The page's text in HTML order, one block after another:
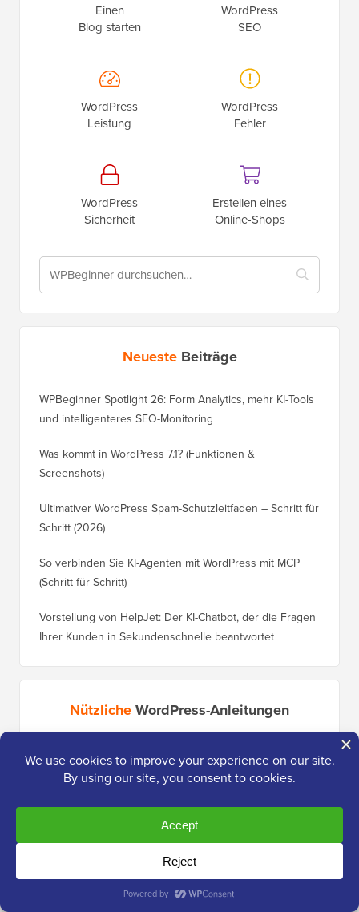
Einen
Blog starten
WordPress
SEO
WordPress
Leistung
WordPress
Fehler
WordPress
Sicherheit
Erstellen eines
Online-Shops
Neueste Beiträge
WPBeginner Spotlight 26: Form Analytics, mehr KI-Tools
und intelligenteres SEO-Monitoring
Was kommt in WordPress 7.1? (Funktionen &
Screenshots)
Ultimativer WordPress Spam-Schutzleitfaden – Schritt für
Schritt (2026)
So verbinden Sie KI-Agenten mit WordPress mit MCP
(Schritt für Schritt)
Vorstellung von HelpJet: Der KI-Chatbot, der die Fragen
Ihrer Kunden in Sekundenschnelle beantwortet
NützlicheWordPress-Anleitungen
30 „bewährte“ Wege, um online mit WordPress Geld zu
verdienen
Wie viel kostet es wirklich, eine WordPress-Website zu
Kostenlose Aufzeichnung: WordPress-Workshop für
Anfänger
So
So